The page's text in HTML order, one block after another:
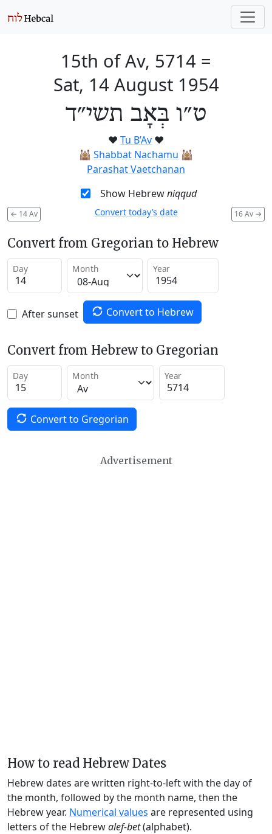
15th of Av, 5714 =
Sat, 14 August 1954
ט״ו בְּאָב תשי״ד
❤️ Tu B’Av ❤️
🕍 Shabbat Nachamu 🕍
Parashat Vaetchanan
Show Hebrewniqqud
← 14 Av 16 Av →
Convert today’s date
Convert from Gregorian to Hebrew
Day Month Year
After sunset Convert to Hebrew
Convert from Hebrew to Gregorian
Day Month Year
Convert to Gregorian
Advertisement
How to read Hebrew Dates
Hebrew dates are written right-to-left with the day of
the month, followed by the month name, then the
Hebrew year. Numerical values are represented using
letters of the Hebrewalef-bet(alphabet).